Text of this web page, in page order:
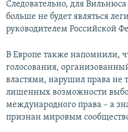
Следовательно, для
больше не будет являться
руководителем Российской
В Европе также напомнили,
голосования,
властями, нарушил права не
лишенных возможности
международного права – а
признан мировым